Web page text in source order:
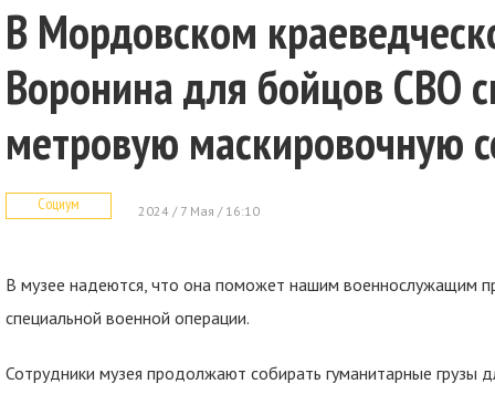
В Мордовском
Воронина для бойцов СВО
метровую маскировочную
Социум 2024 / 7 Мая / 16:10
В музее надеются, что она поможет нашим военнослужащим
специальной военной операции.
Сотрудники музея продолжают собирать гуманитарные грузы